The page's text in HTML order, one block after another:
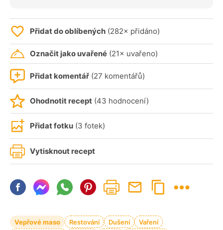
Přidat do oblíbených (282× přidáno)
Označit jako uvařené (21× uvařeno)
Přidat komentář (27 komentářů)
Ohodnotit recept (43 hodnocení)
Přidat fotku (3 fotek)
Vytisknout recept
Vepřové maso Restování Dušení
Vaření